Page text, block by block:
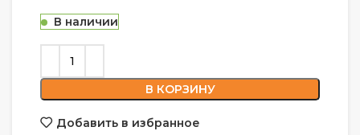
В наличии
В КОРЗИНУ
Добавить в избранное